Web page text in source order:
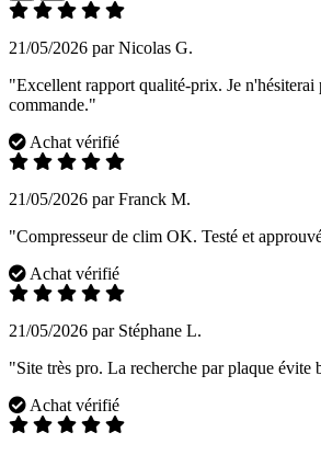
21/05/2026 par Nicolas G.
"Excellent rapport qualité-prix. Je n'hésiterai
commande."
Achat vérifié
21/05/2026 par Franck M.
"Compresseur de clim OK. Testé et
Achat vérifié
21/05/2026 par Stéphane L.
"Site très pro. La recherche par plaque évite
Achat vérifié